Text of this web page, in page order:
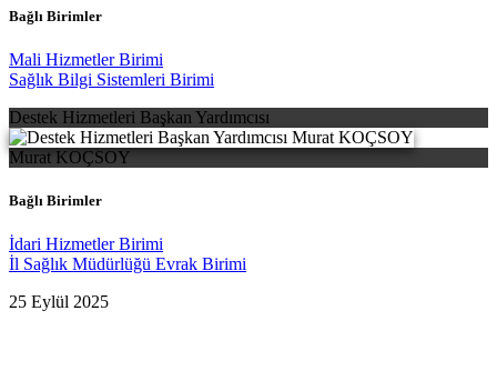
Bağlı Birimler
Mali Hizmetler Birimi
Sağlık Bilgi Sistemleri Birimi
Destek Hizmetleri Başkan Yardımcısı
Murat KOÇSOY
Bağlı Birimler
İdari Hizmetler Birimi
İl Sağlık Müdürlüğü Evrak Birimi
25 Eylül 2025